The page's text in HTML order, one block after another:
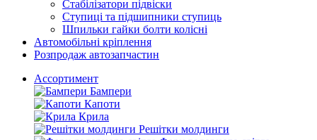
Стабілізатори підвіски
Ступиці та підшипники ступиць
Шпильки гайки болти колісні
Автомобільні кріплення
Розпродаж автозапчастин
Ассортимент
Бампери
Капоти
Крила
Решітки молдинги